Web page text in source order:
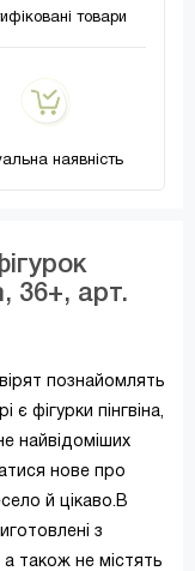
товари
наявність
36+, арт.
познайомлять
фігурки пінгвіна,
найвідоміших
нове про
й цікаво.В
​​з
а також не містять